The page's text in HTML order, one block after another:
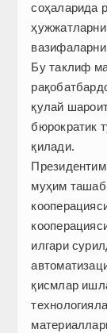
соҳаларида
Бу таклиф
қулай
бюрократик
қилади.
муҳим
илгари
қисмлар